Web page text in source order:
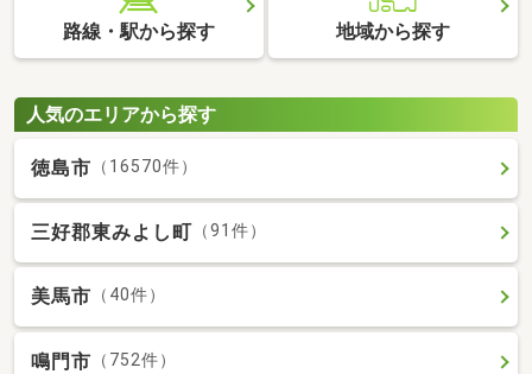
路線・駅から探す 地域から探す
人気のエリアから探す
徳島市 （16570件）
三好郡東みよし町 （91件）
美馬市 （40件）
鳴門市 （752件）